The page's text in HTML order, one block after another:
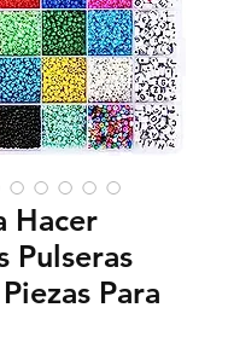
Hacer
Pulseras
Para